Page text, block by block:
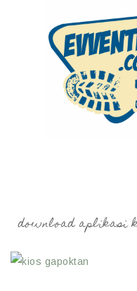
download aplikasi